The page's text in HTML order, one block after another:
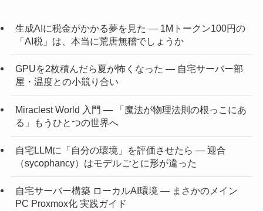
生成AIに税金がかかる夢を見た ― 1Mトークン100円の
「AI税」は、本当に荒唐無稽でしょうか
GPUを2枚積んだら夏が怖くなった ― 自宅サーバー部
屋・温度との小競り合い
Miraclest World 入門 ― 「魔法が物理法則の根っこにあ
る」もうひとつの世界へ
自宅LLMに「自分の環境」を評価させたら ― 迎合
（sycophancy）はモデルごとに形が違った
自宅サーバー構築 ローカルAI環境 ― まさかのメイン
PC Proxmox化 実践ガイド